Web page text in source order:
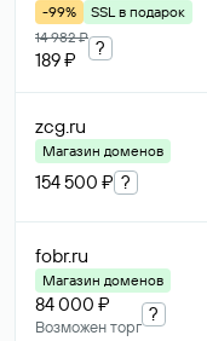
-99%
SSL в подарок
14 982 ₽
189 ₽
?
zcg.ru
Магазин доменов
154 500 ₽ ?
fobr.ru
Магазин доменов
84 000 ₽
Возможен торг
?